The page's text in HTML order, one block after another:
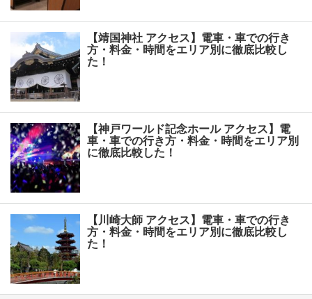
【靖国神社 アクセス】電車・車での行き
方・料金・時間をエリア別に徹底比較し
た！
【神戸ワールド記念ホール アクセス】電
車・車での行き方・料金・時間をエリア別
に徹底比較した！
【川崎大師 アクセス】電車・車での行き
方・料金・時間をエリア別に徹底比較し
た！